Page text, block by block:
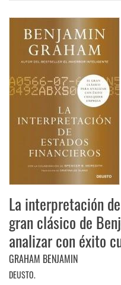
La interpretación
gran clásico de
analizar con éxito
GRAHAM BENJAMIN
DEUSTO.